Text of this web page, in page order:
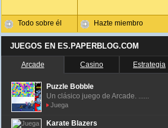
Todo sobre él Hazte miembro
JUEGOS EN ES.PAPERBLOG.COM
Arcade Casino Estrategia
Puzzle Bobble
Un clásico juego de Arcade. ......
Juega
Karate Blazers